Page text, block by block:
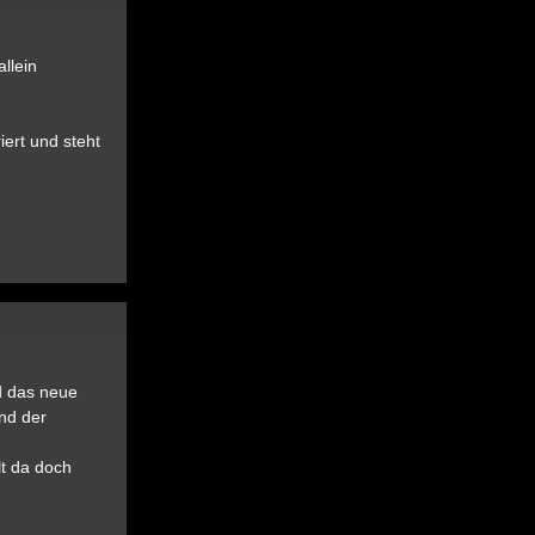
und steht
das neue
der
da doch